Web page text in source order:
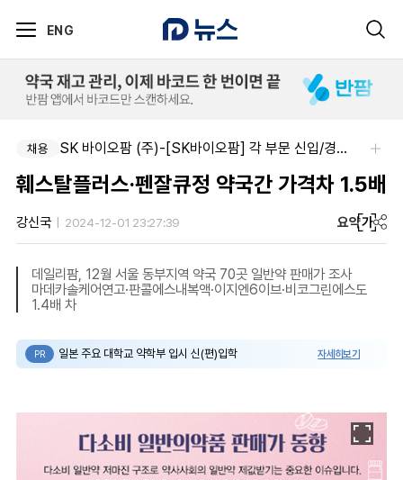
ENG
채용 SK 바이오팜 (주)-[SK바이오팜] 각 부문 신입/경력 구성원 영입
훼스탈플러스·펜잘큐정 약국간 가격차 1.5배
강신국 2024-12-01 23:27:39 요약가
데일리팜, 12월 서울 동부지역 약국 70곳 일반약 판매가 조사
마데카솔케어연고·판콜에스내복액·이지엔6이브·비코그린에스도
1.4배 차
PR 일본 주요 대학교 약학부 입시 신(편)입학 자세히보기